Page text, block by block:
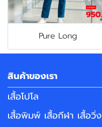
Pure Long
สินค้าของเรา
เสื้อโปโล
เสื้อพิมพ์ เสื้อกีฬา เสื้อวิ่ง